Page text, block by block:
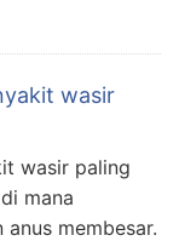
wasir
wasir paling
mana
membesar.